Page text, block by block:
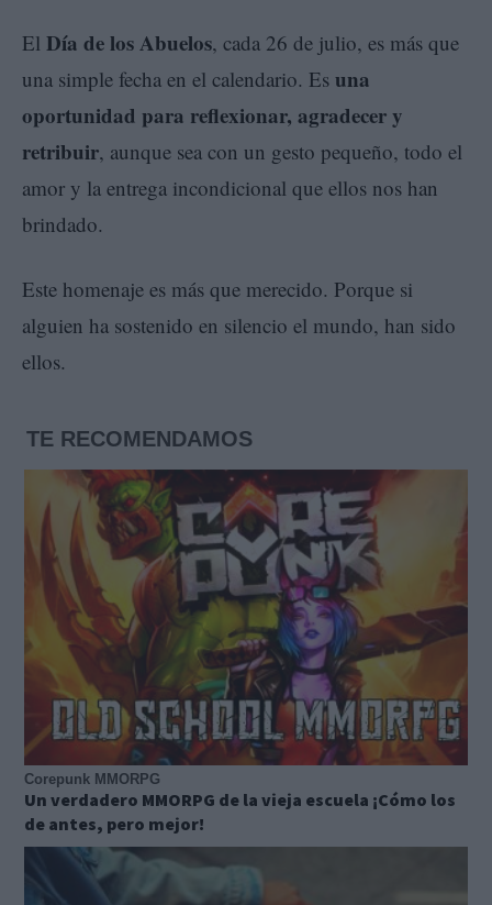
El Día de los Abuelos, cada 26 de julio, es más que
una simple fecha en el calendario. Es una
oportunidad para reflexionar, agradecer y
retribuir, aunque sea con un gesto pequeño, todo el
amor y la entrega incondicional que ellos nos han
brindado.
Este homenaje es más que merecido. Porque si
alguien ha sostenido en silencio el mundo, han sido
ellos.
TE RECOMENDAMOS
Corepunk MMORPG
Un verdadero MMORPG de la vieja escuela ¡Cómo los
de antes, pero mejor!